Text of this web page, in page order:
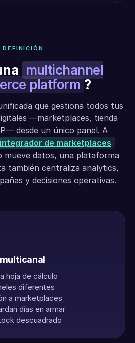
DEFINICIÓN
multichannel
platform ?
que gestiona todos tus
—marketplaces, tienda
desde un único panel. A
integrador de marketplaces
mueve datos, una plataforma
también centraliza analytics,
y decisiones operativas.
hoja de cálculo
diferentes
a marketplaces
días en armar
descuadrado